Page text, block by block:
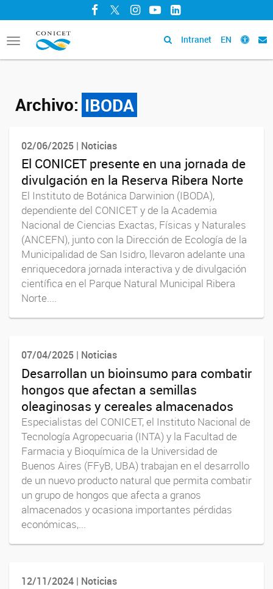
Facebook
TwitterInstagram
YouTubeLinkedIn
Toggle
navigation
Intranet EN
Archivo: IBODA
02/06/2025 | Noticias
El CONICET presente en una jornada de
divulgación en la Reserva Ribera Norte
El Instituto de Botánica Darwinion (IBODA),
dependiente del CONICET y de la Academia
Nacional de Ciencias Exactas, Físicas y Naturales
(ANCEFN), junto con la Dirección de Ecología de la
Municipalidad de San Isidro, llevaron adelante una
enriquecedora jornada interactiva y de divulgación
científica en el Parque Natural Municipal Ribera
Norte....
07/04/2025 | Noticias
Desarrollan un bioinsumo para combatir
hongos que afectan a semillas
oleaginosas y cereales almacenados
Especialistas del CONICET, el Instituto Nacional de
Tecnología Agropecuaria (INTA) y la Facultad de
Farmacia y Bioquímica de la Universidad de
Buenos Aires (FFyB, UBA) trabajan en el desarrollo
de un nuevo producto natural que permita combatir
un grupo de hongos que afecta a granos
almacenados y ocasiona importantes pérdidas
económicas,...
12/11/2024 | Noticias